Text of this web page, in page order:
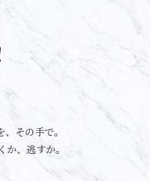
その手で。
、逃すか。